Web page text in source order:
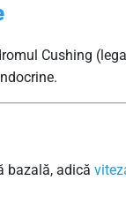
Cushing
bazală, adică